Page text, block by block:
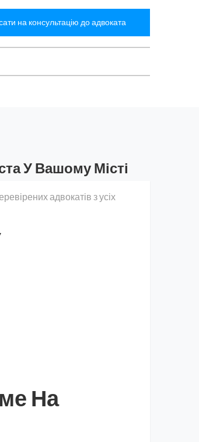
на консультацію до адвоката
У Вашому Місті
адвокатів з усіх
На